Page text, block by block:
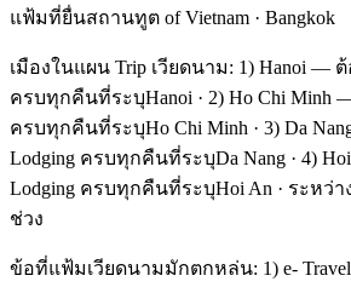
แฟ้มที่ยื่นสถานทูต of Vietnam · Bangkok
เมืองในแผน Trip เวียดนาม: 1) Hanoi —
ครบทุกคืนที่ระบุHanoi · 2) Ho Chi Minh
ครบทุกคืนที่ระบุHo Chi Minh · 3) Da
Lodging ครบทุกคืนที่ระบุDa Nang · 4)
Lodging ครบทุกคืนที่ระบุHoi An · ระหว่า
ช่วง
ข้อที่แฟ้มเวียดนามมักตกหล่น: 1) e-